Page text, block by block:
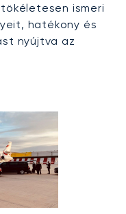
ismeri
hatékony és
nyújtva az